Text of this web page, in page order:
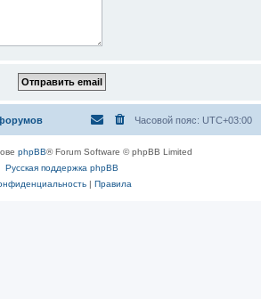
Часовой пояс: UTC+03:00
phpBB® Forum Software © phpBB Limited
Русская поддержка phpBB
| Правила